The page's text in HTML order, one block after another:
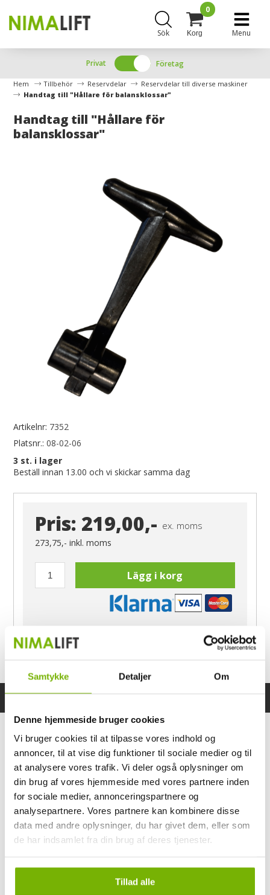
Samtykke Detaljer Om
Denne hjemmeside bruger cookies
Vi bruger cookies til at tilpasse vores indhold og
annoncer, til at vise dig funktioner til sociale medier og til
at analysere vores trafik. Vi deler også oplysninger om
din brug af vores hjemmeside med vores partnere inden
for sociale medier, annonceringspartnere og
analysepartnere. Vores partnere kan kombinere disse
data med andre oplysninger, du har givet dem, eller som
de har indsamlet fra din brug af deres tjenester.
Tillad alle
Sök Korg
0
Menu
Privat Företag
Hem Tillbehör Reservdelar
Reservdelar till diverse maskiner
Handtag till "Hållare för balansklossar"
Handtag till "Hållare för
balansklossar"
Artikelnr: 7352
Platsnr.: 08-02-06
3 st. i lager
Beställ innan 13.00 och vi skickar samma dag
Pris: 219,00,- ex. moms
273,75,-inkl. moms
Lägg i korg